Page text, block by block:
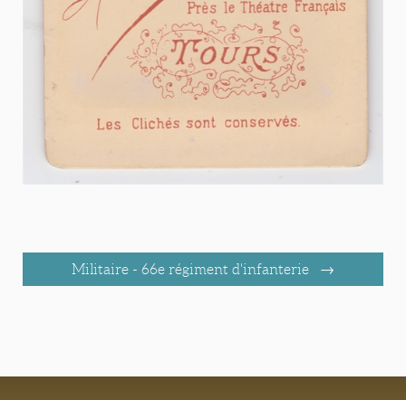
Militaire - 66e régiment d'infanterie